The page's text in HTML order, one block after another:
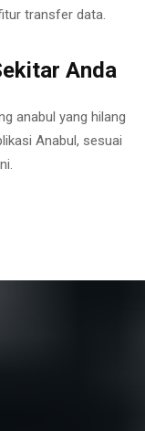
transfer data.
Anda
anabul yang hilang
Anabul, sesuai